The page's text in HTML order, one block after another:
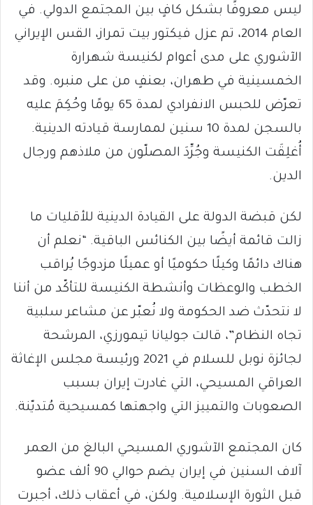
ليس معروفًا بشكل كافٍ بين المجتمع الدولي. في
العام 2014، تم عزل فيكتور بيت تمراز، القس الإيراني
الآشوري على مدى أعوام لكنيسة شهرارة
الخمسينية في طهران، بعنفٍ من على منبره. وقد
تعرّض للحبس الانفرادي لمدة 65 يومًا وحُكِمَ عليه
بالسجن لمدة 10 سنين لممارسة قيادته الدينية.
أُغلِقَت الكنيسة وجُرِّدَ المصلّون من ملاذهم ورجال
الدين.
لكن قبضة الدولة على القيادة الدينية للأقليات ما
زالت قائمة أيضًا بين الكنائس الباقية. “نعلم أن
هناك دائمًا وكيلًا حكوميًا أو عميلًا مزدوجًا يُراقب
الخطب والوعظات وأنشطة الكنيسة للتأكّد من أننا
لا نتحدّث ضد الحكومة ولا نُعبّر عن مشاعر سلبية
تجاه النظام”، قالت جوليانا تيمورزي، المرشحة
لجائزة نوبل للسلام في 2021 ورئيسة مجلس الإغاثة
العراقي المسيحي، التي غادرت إيران بسبب
الصعوبات والتمييز التي واجهتها كمسيحية مُتديّنة.
كان المجتمع الآشوري المسيحي البالغ من العمر
آلاف السنين في إيران يضم حوالي 90 ألف عضو
قبل الثورة الإسلامية. ولكن، في أعقاب ذلك، أجبرت